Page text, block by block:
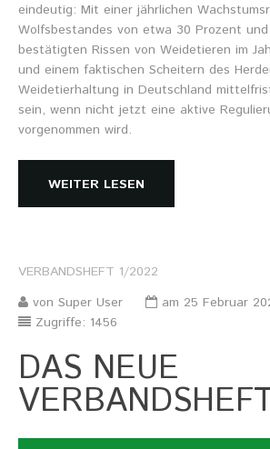
AKTUELL
Übersicht aller Meldungen
Pressemeldungen
Verbandsheft
Stellenausschreibung
Termine
MARKTPLATZ
eindeutig: Mit einer jährlichen
Wolfsbestandes von etwa 30 Prozent
bestätigten Rissen von Weidetieren im
und einem faktischen Scheitern des
Weidetierhaltung in Deutschland
sein, wenn nicht jetzt eine aktive
vorgenommen wird.
WEITER LESEN
VERBANDSHEFT 1/2022
von Super User
am 25 Februar
Zugriffe: 1456
DAS NEUE